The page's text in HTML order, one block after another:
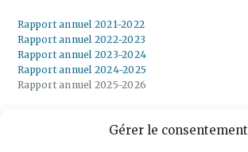
Gérer le consentement
Rapport annuel 2021-2022
Rapport annuel 2022-2023
Rapport annuel 2023-2024
Rapport annuel 2024-2025
Rapport annuel 2025-2026